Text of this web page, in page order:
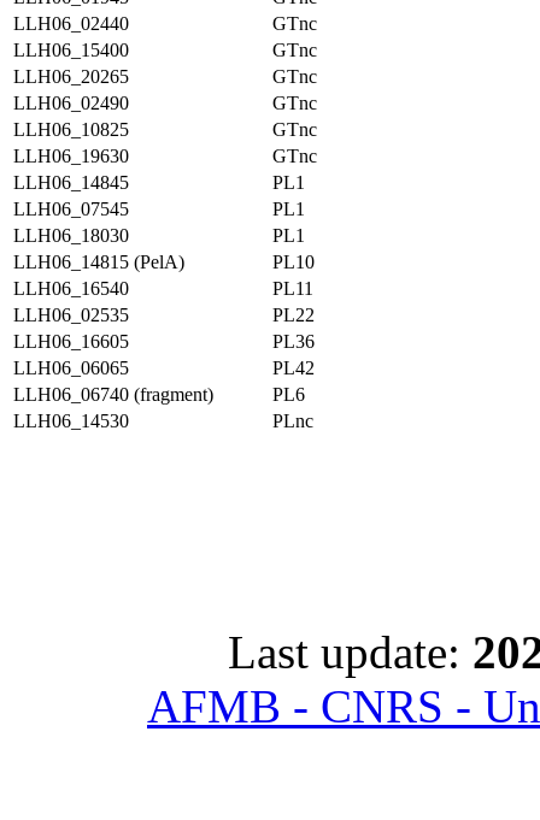
LLH06_02440
GTnc
LLH06_15400
GTnc
LLH06_20265
GTnc
LLH06_02490
GTnc
LLH06_10825
GTnc
LLH06_19630
GTnc
LLH06_14845
PL1
LLH06_07545
PL1
LLH06_18030
PL1
LLH06_14815 (PelA)
PL10
LLH06_16540
PL11
LLH06_02535
PL22
LLH06_16605
PL36
LLH06_06065
PL42
LLH06_06740 (fragment)
PL6
LLH06_14530
PLnc
Last update:
AFMB - CNRS -